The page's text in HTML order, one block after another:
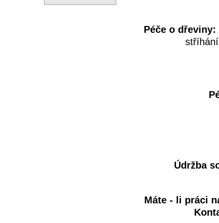
Péče o dřeviny:
Údržba
Máte - li práci